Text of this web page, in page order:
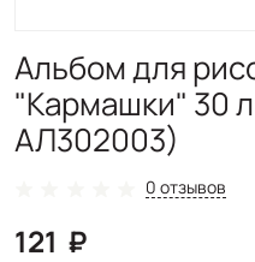
Альбом для
"Кармашки" 30
АЛ302003)
0 отзывов
121